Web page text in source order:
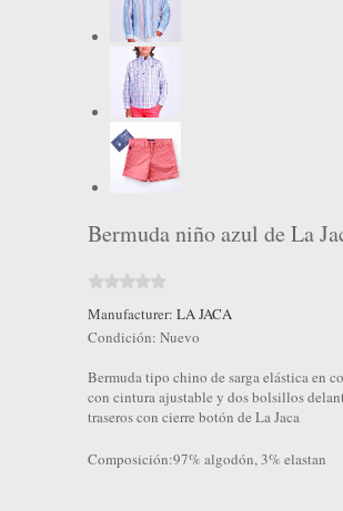
Bermuda niño azul de La
Manufacturer: LA JACA
Condición: Nuevo
Bermuda tipo chino de sarga elástica en
con cintura ajustable y dos bolsillos
traseros con cierre botón de La Jaca
Composición:97% algodón, 3% elastan